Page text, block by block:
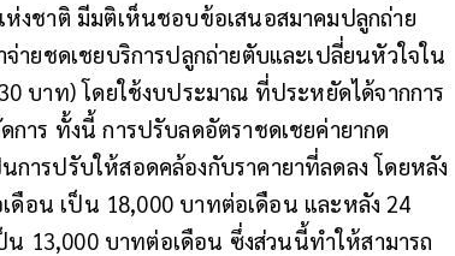
งชาติ มีมติเห็นชอบข้อเสนอสมาคมปลูกถ่าย
ายชดเชยบริการปลูกถ่ายตับและเปลี่ยนหัวใจใน
บาท) โดยใช้งบประมาณ ที่ประหยัดได้จากการ
าร ทั้งนี้ การปรับลดอัตราชดเชยค่ายากด
ารปรับให้สอดคล้องกับราคายาที่ลดลง โดยหลัง
ดือน เป็น 18,000 บาทต่อเดือน และหลัง 24
13,000 บาทต่อเดือน ซึ่งส่วนนี้ทำให้สามารถ